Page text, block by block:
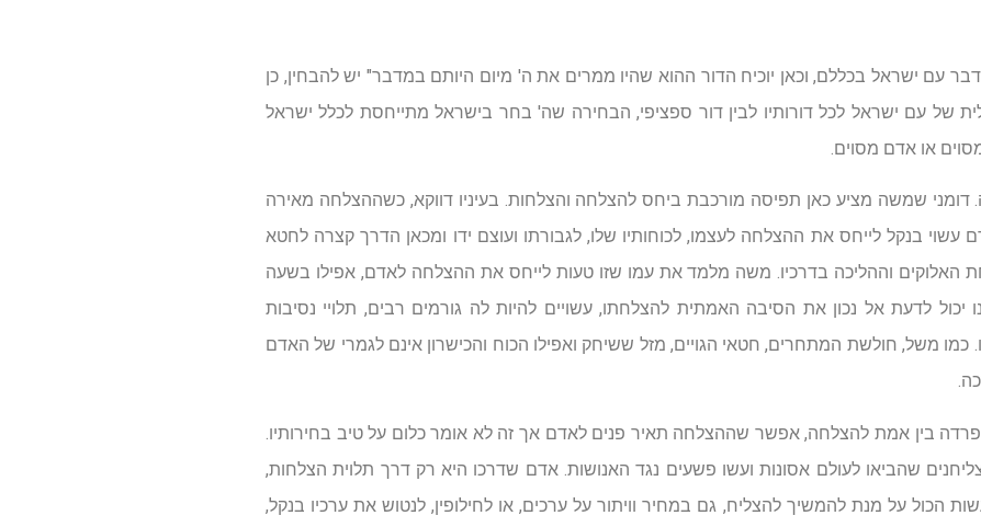
עם ישראל בכללם, וכאן יוכיח הדור ההוא שהיו ממרים את ה' מיום היותם במדבר" יש להבחין, כן
של עם ישראל לכל דורותיו לבין דור ספציפי, הבחירה שה' בחר בישראל מתייחסת לכלל ישראל
או אדם מסוים.
שמשה מציע כאן תפיסה מורכבת ביחס להצלחה והצלחות. בעיניו דווקא, כשההצלחה מאירה
עשוי בנקל לייחס את ההצלחה לעצמו, לכוחותיו שלו, לגבורתו ועוצם ידו ומכאן הדרך קצרה לחטא
האלוקים וההליכה בדרכיו. משה מלמד את עמו שזו טעות לייחס את ההצלחה לאדם, אפילו בשעה
לדעת אל נכון את הסיבה האמתית להצלחתו, עשויים להיות לה גורמים רבים, תלויי נסיבות
כמו משל, חולשת המתחרים, חטאי הגויים, מזל ששיחק ואפילו הכוח והכישרון אינם לגמרי של האדם
בין אמת להצלחה, אפשר שההצלחה תאיר פנים לאדם אך זה לא אומר כלום על טיב בחירותיו.
שהביאו לעולם אסונות ועשו פשעים נגד האנושות. אדם שדרכו היא רק דרך תלוית הצלחות,
הכול על מנת להמשיך להצליח, גם במחיר וויתור על ערכים, או לחילופין, לנטוש את ערכיו בנקל,